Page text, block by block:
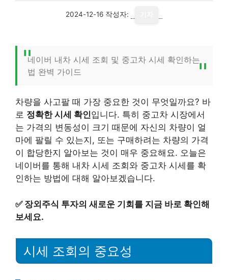
2024-12-16 작성자:
네이버 내차 시세 조회 및 중고차 시세 확인하는
법 완벽 가이드
차량을 사고팔 때 가장 중요한 것이 무엇일까요? 바
로 정확한 시세 확인입니다. 특히 중고차 시장에서
는 가격의 변동성이 크기 때문에 자신의 차량이 얼
마에 팔릴 수 있는지, 또는 구매하려는 차량의 가격
이 합당한지 알아보는 것이 매우 중요해요. 오늘은
네이버를 통해 내차 시세 조회와 중고차 시세를 확
인하는 방법에 대해 알아보겠습니다.
✅ 장외주식 투자의 새로운 기회를 지금 바로 확인해
보세요.
시세 조회의 중요성